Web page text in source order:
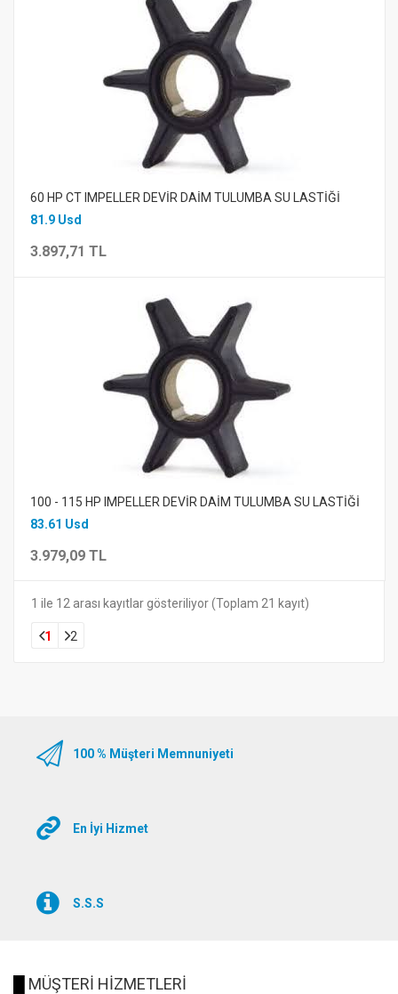
60 HP CT IMPELLER DEVİR DAİM TULUMBA SU LASTİĞİ
81.9 Usd
3.897,71 TL
100 - 115 HP IMPELLER DEVİR DAİM TULUMBA SU LASTİĞİ
83.61 Usd
3.979,09 TL
1 ile 12 arası kayıtlar gösteriliyor (Toplam 21 kayıt)
1 2
100 % Müşteri Memnuniyeti
En İyi Hizmet
S.S.S
MÜŞTERİ HİZMETLERİ